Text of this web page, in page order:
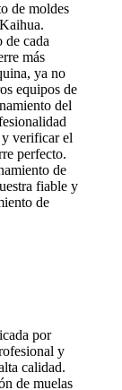
de moldes
de cada
más
ya no
equipos de
del
y verificar el
perfecto.
de
fiable y
de
por
y
calidad.
de muelas